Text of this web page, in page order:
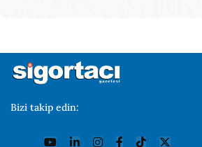
Bizi takip edin: